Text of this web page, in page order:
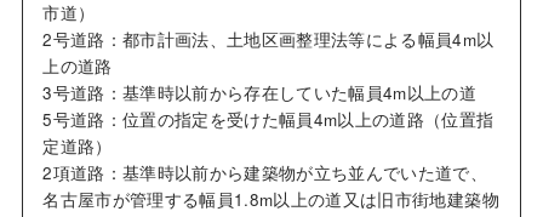
市道）
2号道路：都市計画法、土地区画整理法等による幅員4m以
上の道路
3号道路：基準時以前から存在していた幅員4m以上の道
5号道路：位置の指定を受けた幅員4m以上の道路（位置指
定道路）
2項道路：基準時以前から建築物が立ち並んでいた道で、
名古屋市が管理する幅員1.8m以上の道又は旧市街地建築物